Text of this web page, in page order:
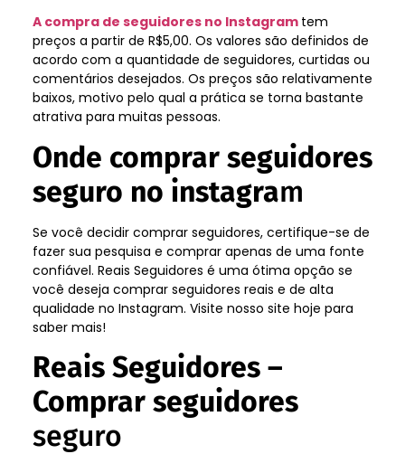
A compra de seguidores no Instagram tem
preços a partir de R$5,00. Os valores são definidos de
acordo com a quantidade de seguidores, curtidas ou
comentários desejados. Os preços são relativamente
baixos, motivo pelo qual a prática se torna bastante
atrativa para muitas pessoas.
Onde comprar seguidores
seguro no instagram
Se você decidir comprar seguidores, certifique-se de
fazer sua pesquisa e comprar apenas de uma fonte
confiável. Reais Seguidores é uma ótima opção se
você deseja comprar seguidores reais e de alta
qualidade no Instagram. Visite nosso site hoje para
saber mais!
Reais Seguidores –
Comprar seguidores
seguro